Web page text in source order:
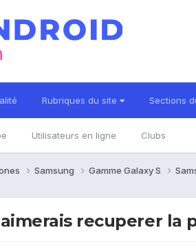
Rubriques du site Sections
Utilisateurs en ligne Clubs
Samsung Gamme Galaxy S
recuperer